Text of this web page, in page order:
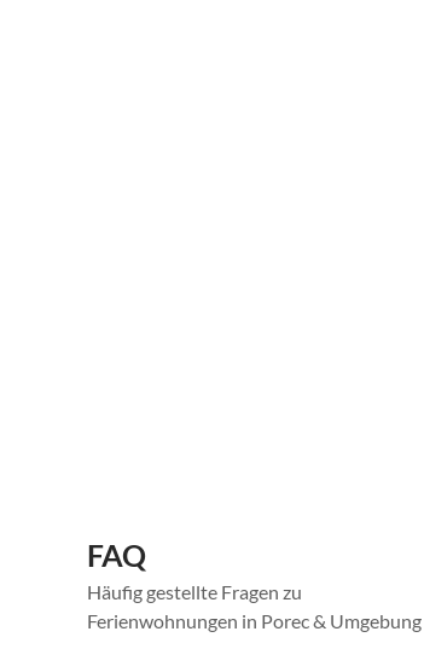
FAQ
Häufig gestellte Fragen zu
Ferienwohnungen in Porec & Umgebung